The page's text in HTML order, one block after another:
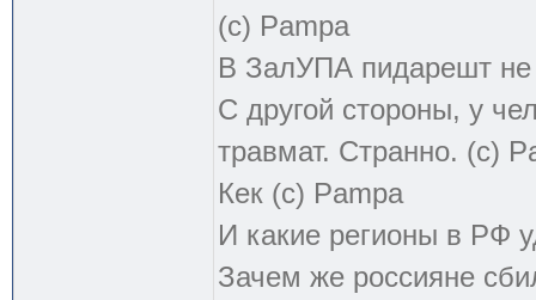
(с) Pampa
В ЗалУПА пидарешт не
С другой стороны, у
травмат. Странно. (с)
Кек (с) Pampa
И какие регионы в РФ
Зачем же россияне